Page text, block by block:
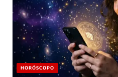
HORÓSCOPO